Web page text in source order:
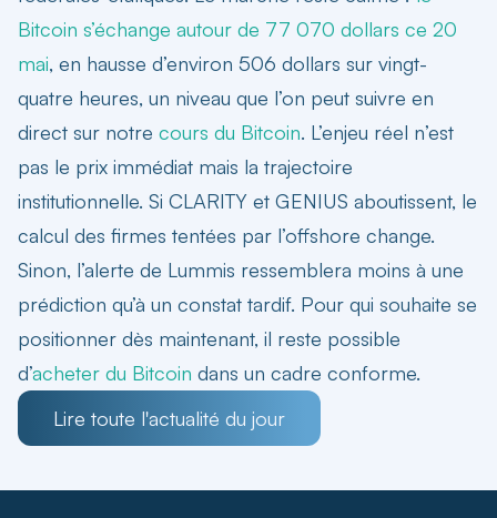
Bitcoin s’échange autour de 77 070 dollars ce 20
mai, en hausse d’environ 506 dollars sur vingt-
quatre heures, un niveau que l’on peut suivre en
direct sur notre cours du Bitcoin. L’enjeu réel n’est
pas le prix immédiat mais la trajectoire
institutionnelle. Si CLARITY et GENIUS aboutissent, le
calcul des firmes tentées par l’offshore change.
Sinon, l’alerte de Lummis ressemblera moins à une
prédiction qu’à un constat tardif. Pour qui souhaite se
positionner dès maintenant, il reste possible
d’acheter du Bitcoin dans un cadre conforme.
Lire toute l'actualité du jour